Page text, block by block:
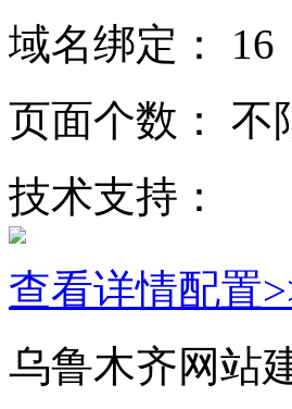
域名绑定：
16
页面个数：
不
技术支持：
查看详情配置
乌鲁木齐网站